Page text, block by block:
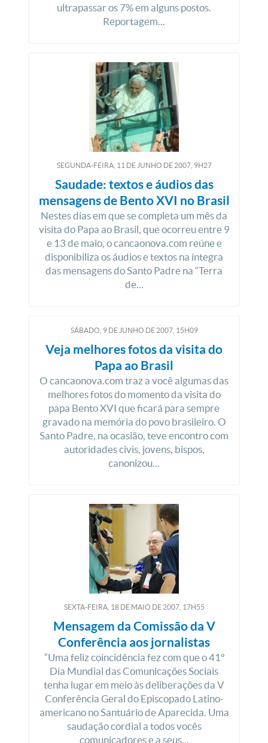
ultrapassar os 7% em alguns postos.
Reportagem...
SEGUNDA-FEIRA, 11 DEJUNHO DE2007, 9H27
Saudade: textos e áudios das
mensagens de Bento XVI no Brasil
Nestes dias em que se completa um mês da
visita do Papa ao Brasil, que ocorreu entre 9
e 13 de maio, o cancaonova.com reúne e
disponibiliza os áudios e textos na íntegra
das mensagens do Santo Padre na “Terra
de...
SÁBADO, 9DEJUNHO DE2007, 15H09
Veja melhores fotos da visita do
Papa ao Brasil
O cancaonova.com traz a você algumas das
melhores fotos do momento da visita do
papa Bento XVI que ficará para sempre
gravado na memória do povo brasileiro. O
Santo Padre, na ocasião, teve encontro com
autoridades civis, jovens, bispos,
canonizou...
SEXTA-FEIRA, 18DEMAIO DE2007, 17H55
Mensagem da Comissão da V
Conferência aos jornalistas
“Uma feliz coincidência fez com que o 41º
Dia Mundial das Comunicações Sociais
tenha lugar em meio às deliberações da V
Conferência Geral do Episcopado Latino-
americano no Santuário de Aparecida. Uma
saudação cordial a todos vocês
comunicadores e a seus...